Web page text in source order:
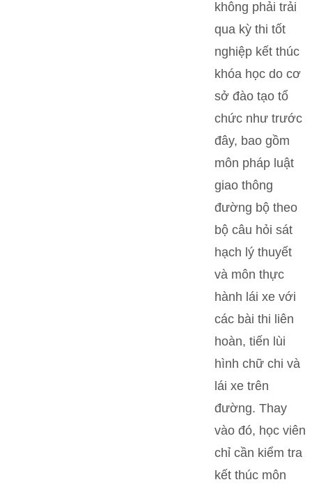
không phải trải
qua kỳ thi tốt
nghiệp kết thúc
khóa học do cơ
sở đào tạo tổ
chức như trước
đây, bao gồm
môn pháp luật
giao thông
đường bộ theo
bộ câu hỏi sát
hạch lý thuyết
và môn thực
hành lái xe với
các bài thi liên
hoàn, tiến lùi
hình chữ chi và
lái xe trên
đường. Thay
vào đó, học viên
chỉ cần kiểm tra
kết thúc môn